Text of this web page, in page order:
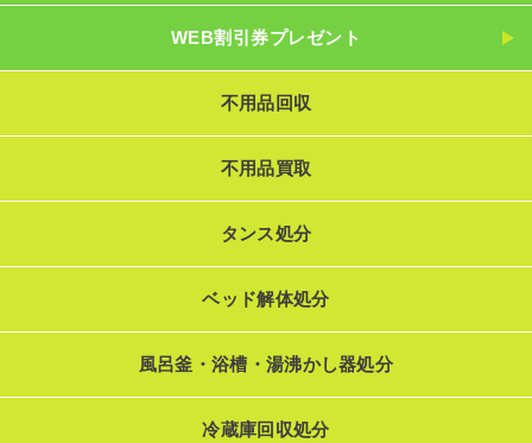
WEB割引券プレゼント
不用品回収
不用品買取
タンス処分
ベッド解体処分
風呂釜・浴槽・湯沸かし器処分
冷蔵庫回収処分